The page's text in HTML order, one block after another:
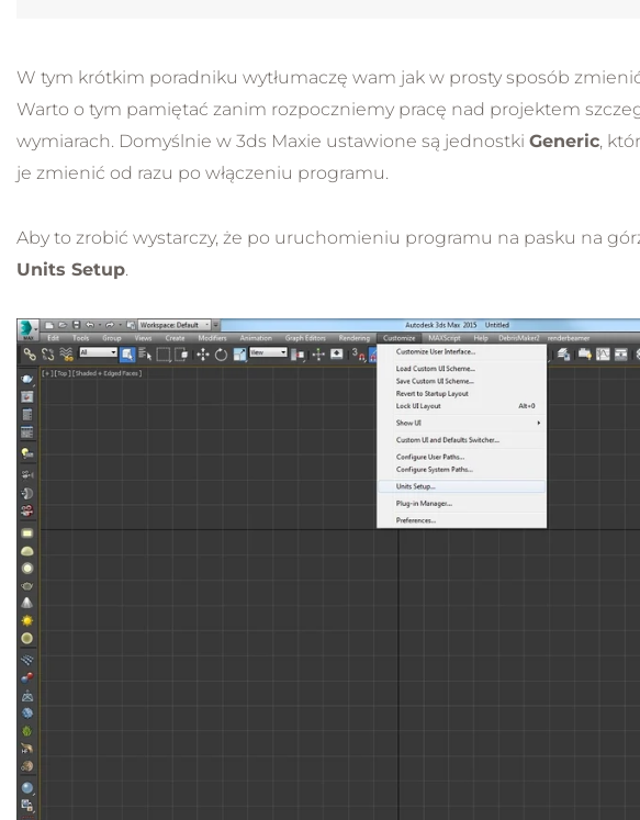
W tym krótkim poradniku wytłumaczę wam jak w prosty sposób
Warto o tym pamiętać zanim rozpoczniemy pracę nad projektem
wymiarach. Domyślnie w 3ds Maxie ustawione są jednostki Generic,
je zmienić od razu po włączeniu programu.
Aby to zrobić wystarczy, że po uruchomieniu programu na pasku na
Units Setup.